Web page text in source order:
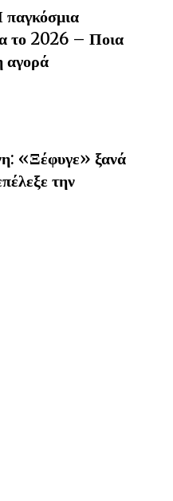
το 2026 – Ποια
αγορά
«Ξέφυγε» ξανά
την